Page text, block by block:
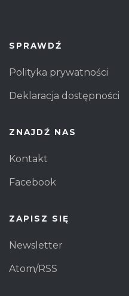
SPRAWDŹ
Polityka prywatności
Deklaracja dostępności
ZNAJDŹ NAS
Kontakt
Facebook
ZAPISZ SIĘ
Newsletter
Atom/RSS